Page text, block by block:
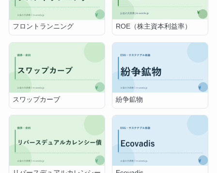
フロントランニング ROE（株主資本利益率）
スワップカーブ 紛争鉱物